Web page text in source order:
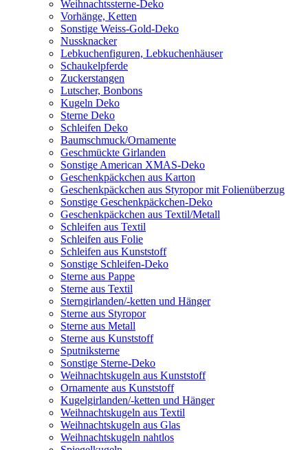
Weihnachtssterne-Deko
Vorhänge, Ketten
Sonstige Weiss-Gold-Deko
Nussknacker
Lebkuchenfiguren, Lebkuchenhäuser
Schaukelpferde
Zuckerstangen
Lutscher, Bonbons
Kugeln Deko
Sterne Deko
Schleifen Deko
Baumschmuck/Ornamente
Geschmückte Girlanden
Sonstige American XMAS-Deko
Geschenkpäckchen aus Karton
Geschenkpäckchen aus Styropor mit Folienüberzug
Sonstige Geschenkpäckchen-Deko
Geschenkpäckchen aus Textil/Metall
Schleifen aus Textil
Schleifen aus Folie
Schleifen aus Kunststoff
Sonstige Schleifen-Deko
Sterne aus Pappe
Sterne aus Textil
Sterngirlanden/-ketten und Hänger
Sterne aus Styropor
Sterne aus Metall
Sterne aus Kunststoff
Sputniksterne
Sonstige Sterne-Deko
Weihnachtskugeln aus Kunststoff
Ornamente aus Kunststoff
Kugelgirlanden/-ketten und Hänger
Weihnachtskugeln aus Textil
Weihnachtskugeln aus Glas
Weihnachtskugeln nahtlos